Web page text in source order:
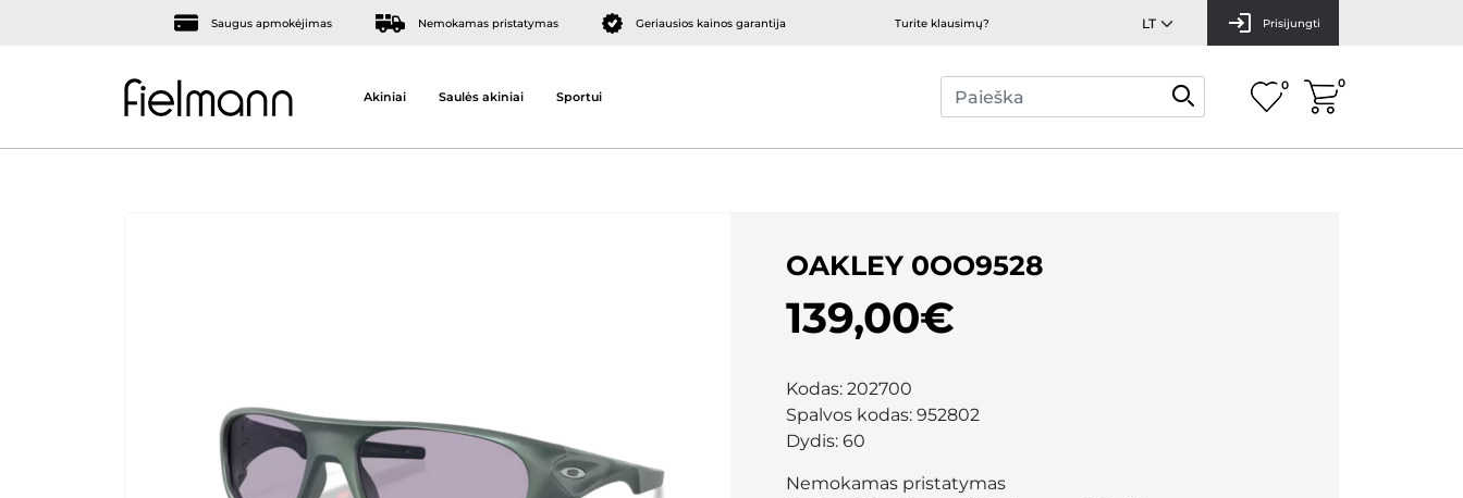
Saugus apmokėjimas Nemokamas pristatymas Geriausios kainos garantija Turite klausimų? Prisijungti
Akiniai Saulės akiniai Sportui
0 0
OAKLEY 0OO9528
139,00€
Kodas: 202700
Spalvos kodas: 952802
Dydis: 60
Nemokamas pristatymas